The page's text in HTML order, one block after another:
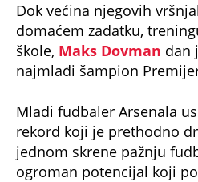
Dok većina njegovih
domaćem zadatku,
škole, Maks Dovman dan
najmlađi šampion
Mladi fudbaler Arsenala
rekord koji je prethodno
jednom skrene pažnju
ogroman potencijal koji